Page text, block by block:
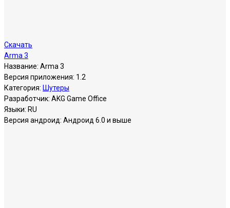
Скачать
Arma 3
Название: Arma 3
Версия приложения: 1.2
Категория: Шутеры
Разработчик: AKG Game Office
Языки: RU
Версия андроид: Андроид 6.0 и выше